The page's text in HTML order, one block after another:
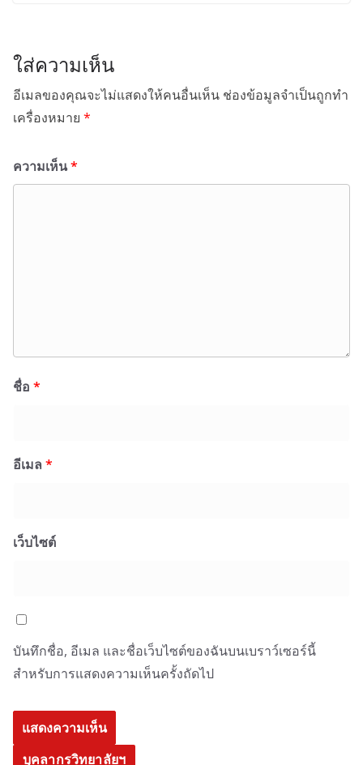
ใส่ความเห็น
อีเมลของคุณจะไม่แสดงให้คนอื่นเห็น ช่องข้อมูลจำเป็นถูกทำ
เครื่องหมาย *
ความเห็น*
ชื่อ *
อีเมล *
เว็บไซต์
บันทึกชื่อ, อีเมล และชื่อเว็บไซต์ของฉันบนเบราว์เซอร์นี้
สำหรับการแสดงความเห็นครั้งถัดไป
บุคลากรวิทยาลัยฯ